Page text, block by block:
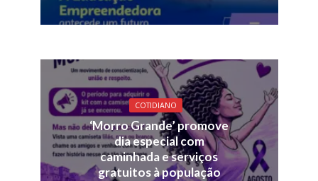
COTIDIANO
‘Morro Grande’ promove
dia especial com
caminhada e serviços
gratuitos à população